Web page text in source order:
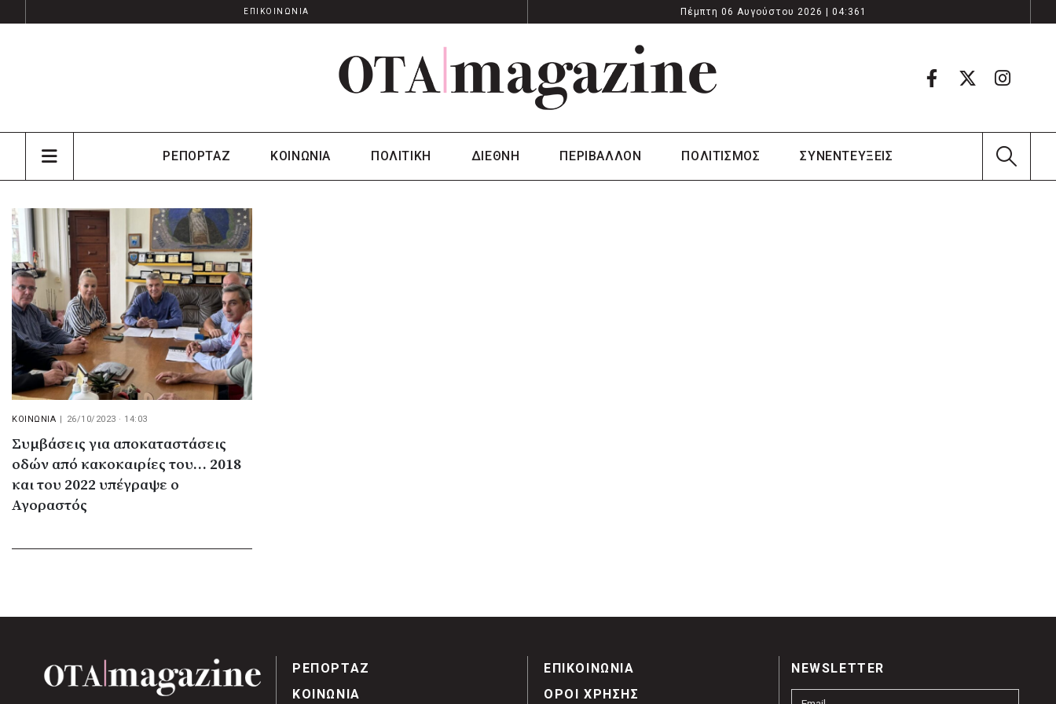
ΕΠΙΚΟΙΝΩΝΙΑ Πέμπτη 06 Αυγούστου 2026 | 04:361
ΡΕΠΟΡΤΑΖ ΚΟΙΝΩΝΙΑ ΠΟΛΙΤΙΚΗ ΔΙΕΘΝΗ ΠΕΡΙΒΑΛΛΟΝ ΠΟΛΙΤΙΣΜΟΣ ΣΥΝΕΝΤΕΥΞΕΙΣ
ΚΟΙΝΩΝΙΑ | 26/10/2023 · 14:03
Συμβάσεις για αποκαταστάσεις
οδών από κακοκαιρίες του… 2018
και του 2022 υπέγραψε ο
Αγοραστός
ΡΕΠΟΡΤΑΖ
ΚΟΙΝΩΝΙΑ
ΕΠΙΚΟΙΝΩΝΙΑ
ΟΡΟΙ ΧΡΗΣΗΣ
NEWSLETTER